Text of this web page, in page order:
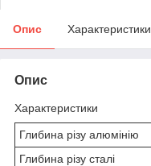
Опис Характеристики
Опис
Характеристики
Глибина різу алюмінію
Глибина різу сталі